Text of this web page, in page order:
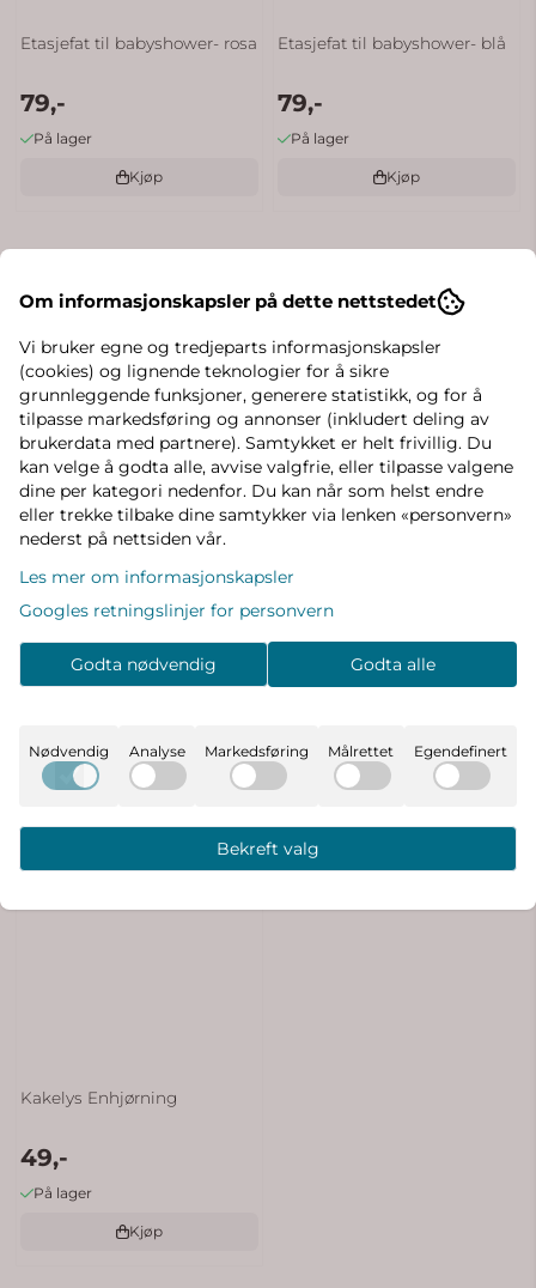
Etasjefat til babyshower- rosa
79,-
På lager
Kjøp
Etasjefat til babyshower- blå
79,-
På lager
Kjøp
Kakelys Enhjørning
49,-
På lager
Kjøp
Om informasjonskapsler på dette nettstedet
Vi bruker egne og tredjeparts informasjonskapsler
(cookies) og lignende teknologier for å sikre
grunnleggende funksjoner, generere statistikk, og for å
tilpasse markedsføring og annonser (inkludert deling av
brukerdata med partnere). Samtykket er helt frivillig. Du
kan velge å godta alle, avvise valgfrie, eller tilpasse valgene
dine per kategori nedenfor. Du kan når som helst endre
eller trekke tilbake dine samtykker via lenken «personvern»
nederst på nettsiden vår.
Les mer om informasjonskapsler
Googles retningslinjer for personvern
Godta nødvendig Godta alle
Nødvendig Analyse Markedsføring Målrettet Egendefinert
Bekreft valg